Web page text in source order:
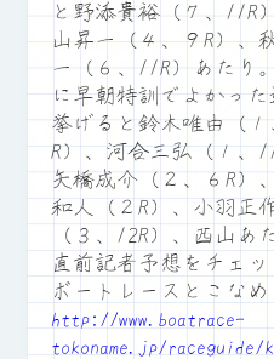
と野添貴裕（７、11R
山昇一（４、９R）、
一（６、11R）あたり
に早朝特訓でよかった
挙げると鈴木唯由（１
R）、河合三弘（１、
矢橋成介（２、６R）
和人（２R）、小羽正
（３、12R）、西山あ
直前記者予想をチェ
ボートレースとこな
http://www.boatrace-
tokoname.jp/raceguide/